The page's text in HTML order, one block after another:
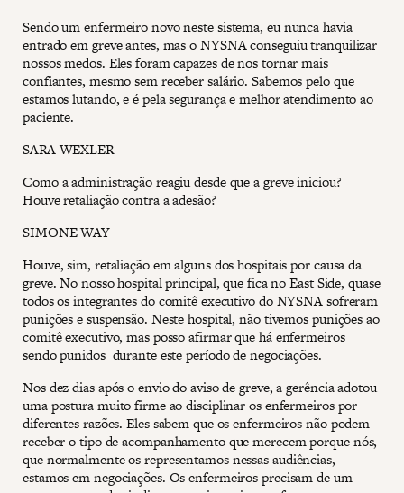
Sendo um enfermeiro novo neste sistema, eu nunca havia
entrado em greve antes, mas o NYSNA conseguiu tranquilizar
nossos medos. Eles foram capazes de nos tornar mais
confiantes, mesmo sem receber salário. Sabemos pelo que
estamos lutando, e é pela segurança e melhor atendimento ao
paciente.
SARA WEXLER
Como a administração reagiu desde que a greve iniciou?
Houve retaliação contra a adesão?
SIMONE WAY
Houve, sim, retaliação em alguns dos hospitais por causa da
greve. No nosso hospital principal, que fica no East Side, quase
todos os integrantes do comitê executivo do NYSNA sofreram
punições e suspensão. Neste hospital, não tivemos punições ao
comitê executivo, mas posso afirmar que há enfermeiros
sendo punidos durante este período de negociações.
Nos dez dias após o envio do aviso de greve, a gerência adotou
uma postura muito firme ao disciplinar os enfermeiros por
diferentes razões. Eles sabem que os enfermeiros não podem
receber o tipo de acompanhamento que merecem porque nós,
que normalmente os representamos nessas audiências,
estamos em negociações. Os enfermeiros precisam de um